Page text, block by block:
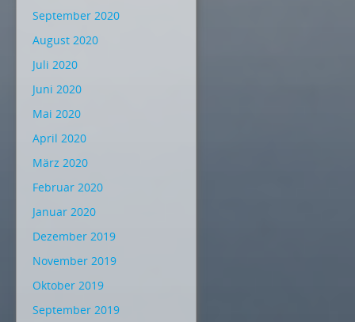
September 2020
August 2020
Juli 2020
Juni 2020
Mai 2020
April 2020
März 2020
Februar 2020
Januar 2020
Dezember 2019
November 2019
Oktober 2019
September 2019